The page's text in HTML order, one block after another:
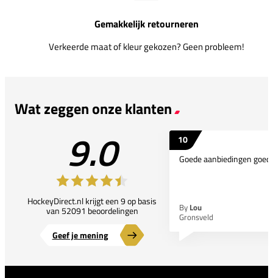
Gemakkelijk retourneren
Verkeerde maat of kleur gekozen? Geen probleem!
Wat zeggen onze klanten
9.0
HockeyDirect.nl krijgt een 9 op basis
van 52091 beoordelingen
Geef je mening
10
Goede aanbiedingen
By Lou
Gronsveld